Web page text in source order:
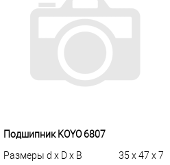
Подшипник KOYO 6807
Размеры d x D x B
35 x 47 x 7